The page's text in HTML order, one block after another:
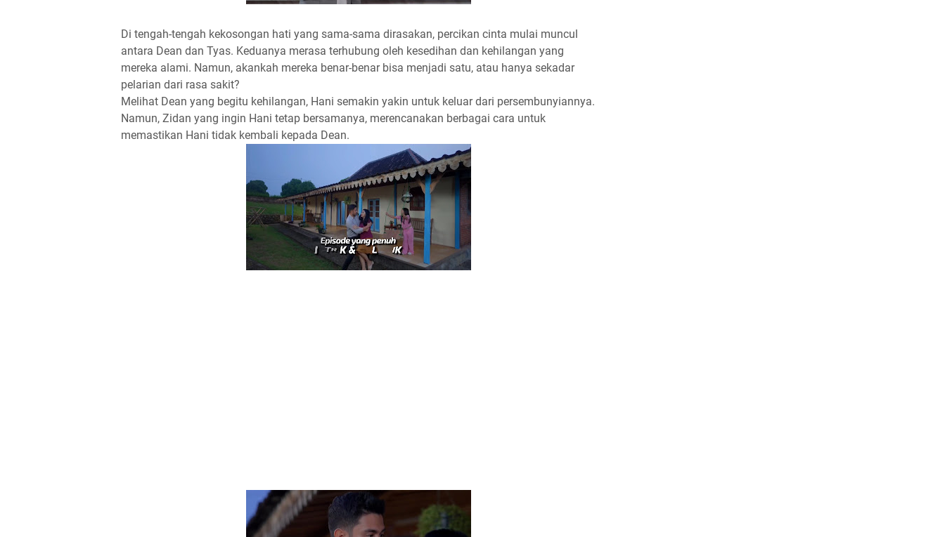
Di tengah-tengah kekosongan hati yang sama-sama dirasakan, percikan cinta mulai muncul
antara Dean dan Tyas. Keduanya merasa terhubung oleh kesedihan dan kehilangan yang
mereka alami. Namun, akankah mereka benar-benar bisa menjadi satu, atau hanya sekadar
pelarian dari rasa sakit?
Melihat Dean yang begitu kehilangan, Hani semakin yakin untuk keluar dari persembunyiannya.
Namun, Zidan yang ingin Hani tetap bersamanya, merencanakan berbagai cara untuk
memastikan Hani tidak kembali kepada Dean.